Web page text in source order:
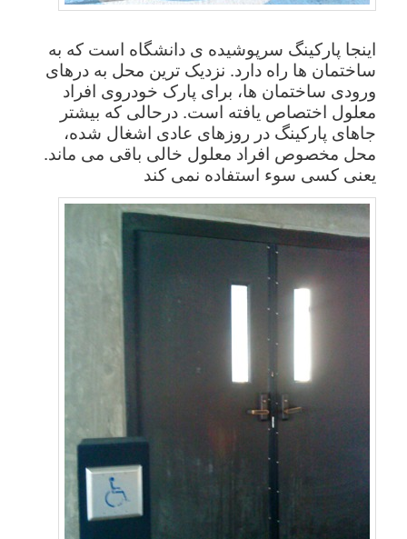
ساختمان ها راه دارد. نزدیک ترین محل به درهای
ورودی ساختمان ها، برای پارک خودروی افراد
معلول اختصاص یافته است. درحالی که بیشتر
جاهای پارکینگ در روزهای عادی اشغال شده،
محل مخصوص افراد معلول خالی باقی می ماند.
یعنی کسی سوء استفاده نمی کند